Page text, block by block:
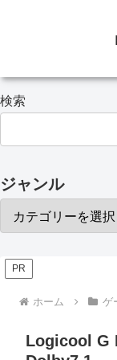
検索
ジャンル
PR
ホーム ゲ
Logicool G